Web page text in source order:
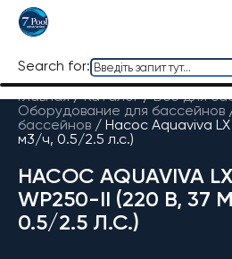
Search for:
Главная / Каталог/Все для
Оборудование для бассейнов
бассейнов / Насос Aquaviva
м3/ч, 0.5/2.5 л.с.)
НАСОС AQUAVIVA LX
WP250-II (220 В, 37
0.5/2.5 Л.С.)